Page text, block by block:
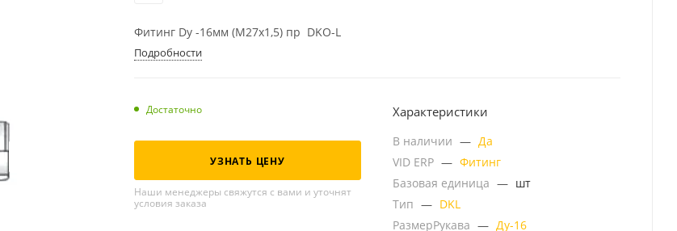
Фитинг Dу -16мм (М27х1,5) пр DKO-L
Подробности
Достаточно
УЗНАТЬ ЦЕНУ
Наши менеджеры свяжутся с вами и уточнят
условия заказа
Характеристики
В наличии — Да
VID ERP — Фитинг
Базовая единица — шт
Тип — DKL
РазмерРукава — Ду-16